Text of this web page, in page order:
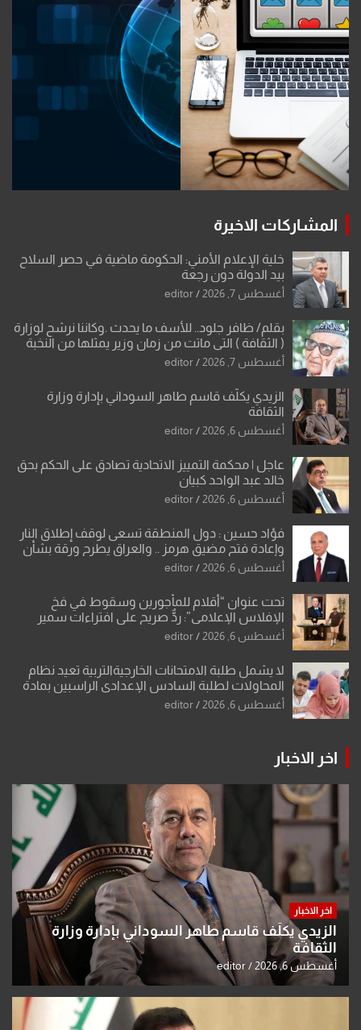
المشاركات الاخيرة
خلية الإعلام الأمني: الحكومة ماضية في حصر السلاح
بيد الدولة دون رجعة
أغسطس 7, 2026 editor
بقلم/ ظافر جلود.. للأسف ما يحدث .وكاننا نرشح لوزارة
( الثقافة ) التي ماتت من زمان وزير يمثلها من النخبة
والإرث العظيم للثقافة العراقية..
أغسطس 7, 2026 editor
الزيدي يكلّف قاسم طاهر السوداني بإدارة وزارة
الثقافة
أغسطس 6, 2026 editor
عاجل | محكمة التمييز الاتحادية تصادق على الحكم بحق
خالد عبد الواحد كبيان
أغسطس 6, 2026 editor
فؤاد حسين : دول المنطقة تسعى لوقف إطلاق النار
وإعادة فتح مضيق هرمز .. والعراق يطرح ورقة بشأن
تحولات القدس
أغسطس 6, 2026 editor
تحت عنوان “أقلام للمأجورين وسقوط في فخ
الإفلاس الإعلامي”: ردٌّ صريح على افتراءات سمير
الشكرجي
أغسطس 6, 2026 editor
لا يشمل طلبة الامتحانات الخارجيةالتربية تعيد نظام
المحاولات لطلبة السادس الإعدادي الراسبين بمادة
أو مادتين
أغسطس 6, 2026 editor
اخر الاخبار
اخر الاخبار
الزيدي يكلّف قاسم طاهر السوداني بإدارة وزارة
الثقافة
أغسطس 6, 2026 editor